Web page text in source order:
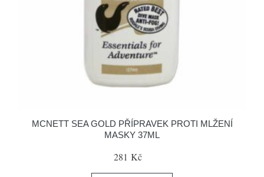
MCNETT SEA GOLD PŘÍPRAVEK PROTI MLŽENÍ
MASKY 37ML
281 Kč